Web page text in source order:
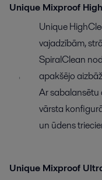
Unique Mixproof
Unique
vajadzībām,
SpiralClean
apakšējo
Ar sabalansētu
vārsta
un ūdens
Unique Mixproof